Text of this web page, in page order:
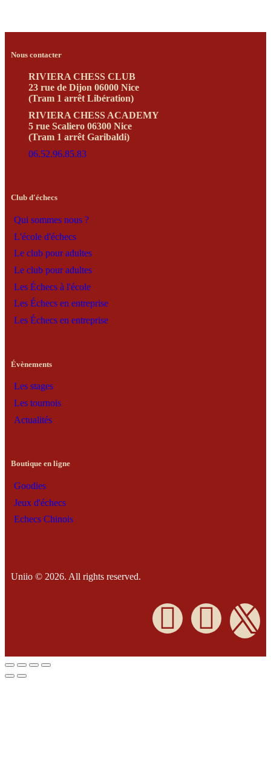
Nous contacter
RIVIERA CHESS CLUB
23 rue de Dijon 06000 Nice
(Tram 1 arrêt Libération)
RIVIERA CHESS ACADEMY
5 rue Scaliero 06300 Nice
(Tram 1 arrêt Garibaldi)
06.52.96.85.83
Club d'échecs
Qui sommes nous ?
L'école d'échecs
Le club pour adultes
Le club pour adultes
Les Échecs à l'école
Les Échecs en entreprise
Les Échecs en entreprise
Évènements
Les stages
Les tournois
Actualités
Boutique en ligne
Goodies
Jeux d'échecs
Echecs Chinois
Uniio © 2026. All rights reserved.